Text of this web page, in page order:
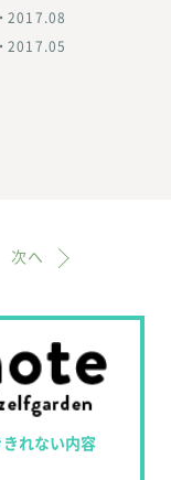
2017.08
2017.05
次へ
きれない内容